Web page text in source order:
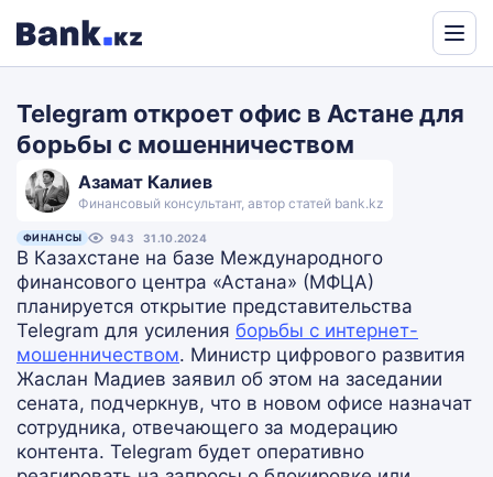
Translate
Telegram откроет офис в Астане для
борьбы с мошенничеством
Азамат Калиев
Финансовый консультант, автор статей bank.kz
ФИНАНСЫ 943 31.10.2024
В Казахстане на базе Международного
финансового центра «Астана» (МФЦА)
планируется открытие представительства
Telegram для усиления борьбы с интернет-
мошенничеством. Министр цифрового развития
Жаслан Мадиев заявил об этом на заседании
сената, подчеркнув, что в новом офисе назначат
сотрудника, отвечающего за модерацию
контента. Telegram будет оперативно